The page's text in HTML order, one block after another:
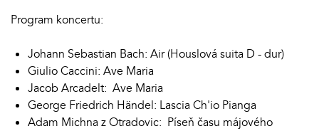
Program koncertu:
Johann Sebastian Bach: Air (Houslová suita D - dur)
Giulio Caccini: Ave Maria
Jacob Arcadelt: Ave Maria
George Friedrich Händel: Lascia Ch'io Pianga
Adam Michna z Otradovic: Píseň času májového